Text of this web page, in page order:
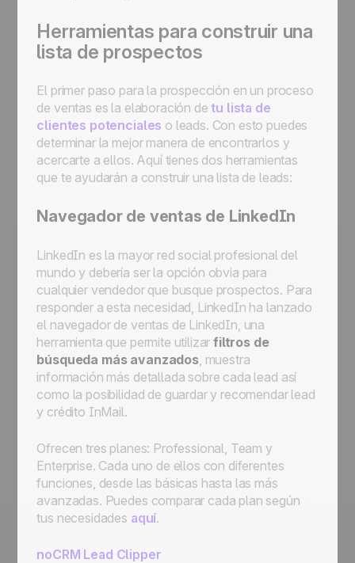
Herramientas para construir una
lista de prospectos
El primer paso para la prospección en un proceso
de ventas es la elaboración detu lista de
clientes potenciales o leads. Con esto puedes
determinar la mejor manera de encontrarlos y
acercarte a ellos. Aquí tienes dos herramientas
que te ayudarán a construir una lista de leads:
Navegador de ventas de LinkedIn
LinkedIn es la mayor red social profesional del
mundo y debería ser la opción obvia para
cualquier vendedor que busque prospectos. Para
responder a esta necesidad, LinkedIn ha lanzado
el navegador de ventas de LinkedIn, una
herramienta que permite utilizarfiltros de
búsqueda más avanzados, muestra
información más detallada sobre cada lead así
como la posibilidad de guardar y recomendar lead
y crédito InMail.
Ofrecen tres planes: Professional, Team y
Enterprise. Cada uno de ellos con diferentes
funciones, desde las básicas hasta las más
avanzadas. Puedes comparar cada plan según
tus necesidades aquí.
noCRM Lead Clipper